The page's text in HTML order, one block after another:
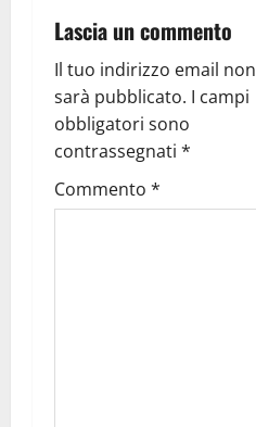
Lascia un commento
Il tuo indirizzo email non
sarà pubblicato. I campi
obbligatori sono
contrassegnati *
Commento *